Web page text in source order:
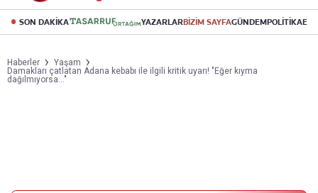
SON DAKİKA YAZARLARBİZİM SAYFAGÜNDEMPOLİTİKA
Haberler
Yaşam
Damakları çatlatan Adana kebabı ile ilgili kritik uyarı! "Eğer kıyma
dağılmıyorsa..."